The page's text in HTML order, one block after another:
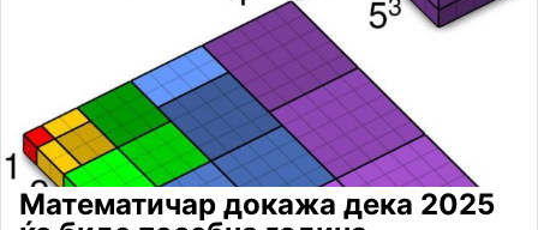
Математичар докажа дека 2025